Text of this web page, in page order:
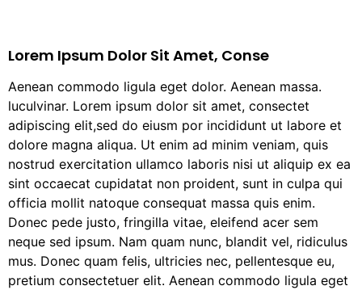
Lorem Ipsum Dolor Sit Amet, Conse
Aenean commodo ligula eget dolor. Aenean massa.
luculvinar. Lorem ipsum dolor sit amet, consectet
adipiscing elit,sed do eiusm por incididunt ut labore et
dolore magna aliqua. Ut enim ad minim veniam, quis
nostrud exercitation ullamco laboris nisi ut aliquip ex ea
sint occaecat cupidatat non proident, sunt in culpa qui
officia mollit natoque consequat massa quis enim.
Donec pede justo, fringilla vitae, eleifend acer sem
neque sed ipsum. Nam quam nunc, blandit vel, ridiculus
mus. Donec quam felis, ultricies nec, pellentesque eu,
pretium consectetuer elit. Aenean commodo ligula eget